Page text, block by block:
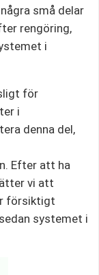
små delar
rengöring,
i
för
i
denna del,
Efter att ha
vi att
försiktigt
systemet i